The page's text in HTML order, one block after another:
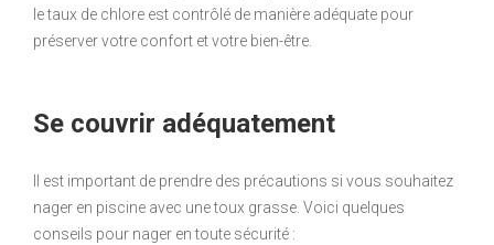
le taux de chlore est contrôlé de manière adéquate pour
préserver votre confort et votre bien-être.
Se couvrir adéquatement
Il est important de prendre des précautions si vous souhaitez
nager en piscine avec une toux grasse. Voici quelques
conseils pour nager en toute sécurité :